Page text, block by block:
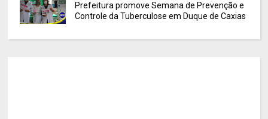
Prefeitura promove Semana de Prevenção e
Controle da Tuberculose em Duque de Caxias